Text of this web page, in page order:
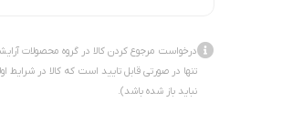
درخواست مرجوع کردن کالا در گروه محصولات
تنها در صورتی قابل تایید است که کالا در شرایط
نباید باز شده باشد).